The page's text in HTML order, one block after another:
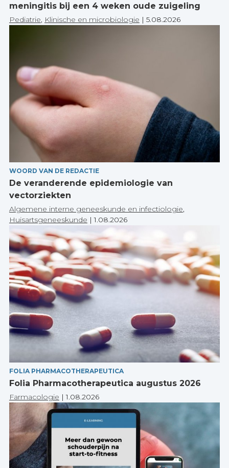
meningitis bij een 4 weken oude zuigeling
Pediatrie, Klinische en microbiologie | 5.08.2026
WOORD VAN DE REDACTIE
De veranderende epidemiologie van
vectorziekten
Algemene interne geneeskunde en infectiologie,
Huisartsgeneeskunde |1.08.2026
FOLIA PHARMACOTHERAPEUTICA
Folia Pharmacotherapeutica augustus 2026
Farmacologie |1.08.2026